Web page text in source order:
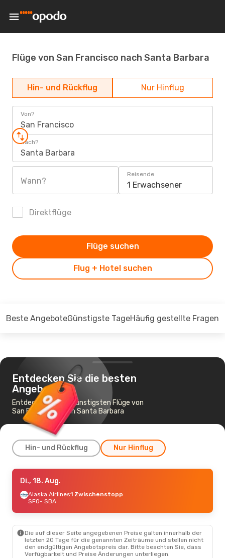
Flüge von San Francisco nach Santa Barbara
Hin- und Rückflug Nur Hinflug
Von?
San Francisco
Nach?
Santa Barbara
Wann?
Reisende
1 Erwachsener
Direktflüge
Flug + Hotel suchen
Flüge suchen
Beste AngeboteGünstigste TageHäufig gestellte Fragen
Entdecken Sie die besten
Angebote
Entdecken Sie die günstigsten Flüge von
San Francisco nach Santa Barbara
Hin- und Rückflug Nur Hinflug
Sa., 22. Aug.
Alaska Airlines1 Zwischenstopp
SFO- SBA
SBA- SFO
Di., 18. Aug.
Alaska Airlines1 Zwischenstopp
SFO- SBA
Die auf dieser Seite angegebenen Preise galten innerhalb der
letzten 20 Tage für die genannten Zeiträume und stellen nicht
den endgültigen Angebotspreis dar. Bitte beachten Sie, dass
Verfügbarkeit und Preise Änderungen unterliegen.